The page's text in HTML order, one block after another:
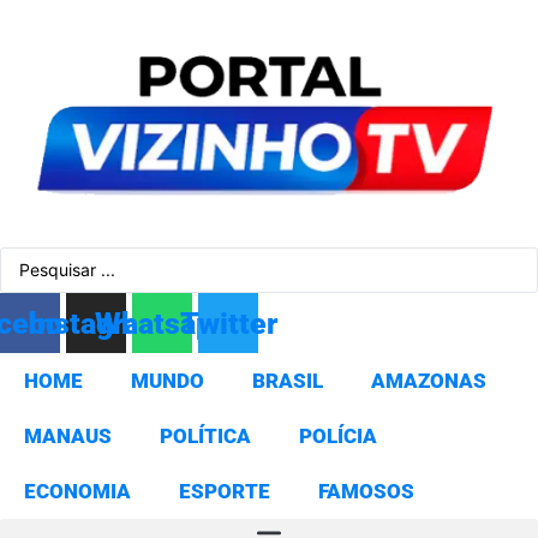
conteúdo
Pesquisar
Instagram
WhatsappTwitter
HOME MUNDO BRASIL AMAZONAS
MANAUS POLÍTICA POLÍCIA
ECONOMIA ESPORTE FAMOSOS